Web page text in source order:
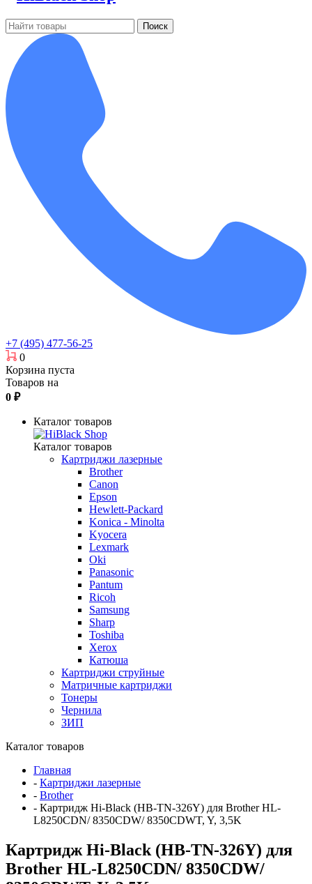
Поиск
+7 (495) 477-56-25
0
Корзина пуста
Товаров на
0 ₽
Каталог товаров
Каталог товаров
Картриджи лазерные
Brother
Canon
Epson
Hewlett-Packard
Konica - Minolta
Kyocera
Lexmark
Oki
Panasonic
Pantum
Ricoh
Samsung
Sharp
Toshiba
Xerox
Катюша
Картриджи струйные
Матричные картриджи
Тонеры
Чернила
ЗИП
Каталог товаров
Главная
- Картриджи лазерные
- Brother
- Картридж Hi-Black (HB-TN-326Y) для Brother HL-
L8250CDN/ 8350CDW/ 8350CDWT, Y, 3,5K
Картридж Hi-Black (HB-TN-326Y) для
Brother HL-L8250CDN/ 8350CDW/